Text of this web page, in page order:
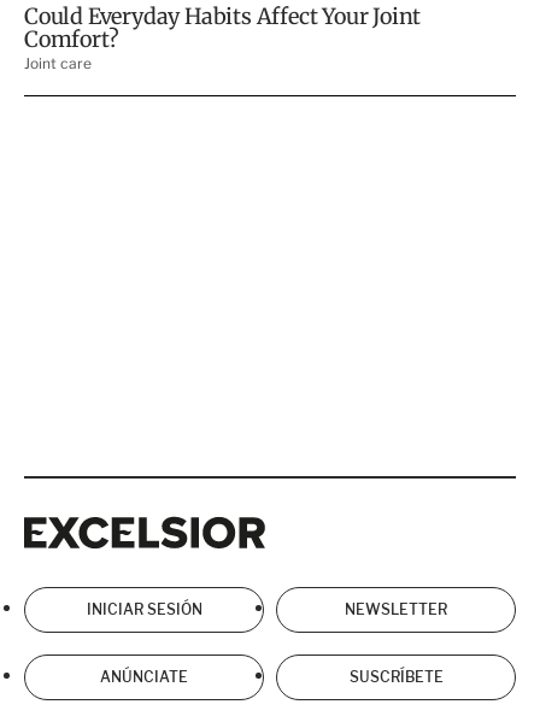
INICIAR SESIÓN NEWSLETTER
ANÚNCIATE SUSCRÍBETE